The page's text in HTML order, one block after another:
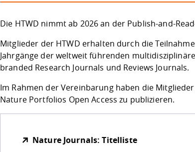
Die HTWD nimmt ab 2026 an der Publish-and-
Mitglieder der HTWD erhalten durch die
Jahrgänge der weltweit führenden
branded Research Journals und Reviews Journals.
Im Rahmen der Vereinbarung haben die
Nature Portfolios Open Access zu publizieren.
Nature Journals: Titelliste